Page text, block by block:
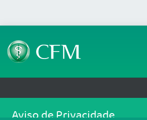
SGAS 616, Conjunto D, Lote 115, L2 Sul, Brasília/
Aviso de Privacidade